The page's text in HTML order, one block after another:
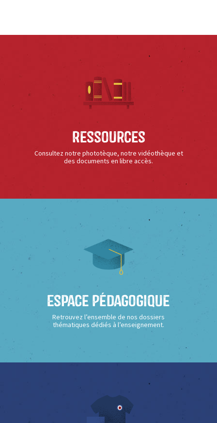
Ressources
Consultez notre phototèque, notre vidéothèque et
des documents en libre accès.
Espace Pédagogique
Retrouvez l’ensemble de nos dossiers
thématiques dédiés à l’enseignement.